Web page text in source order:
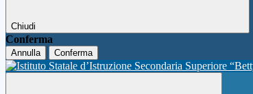
Chiudi
Conferma
Annulla Conferma